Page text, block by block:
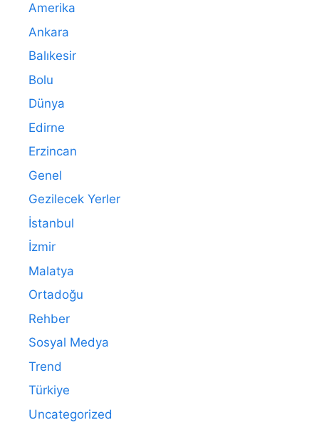
Amerika
Ankara
Balıkesir
Bolu
Dünya
Edirne
Erzincan
Genel
Gezilecek Yerler
İstanbul
İzmir
Malatya
Ortadoğu
Rehber
Sosyal Medya
Trend
Türkiye
Uncategorized